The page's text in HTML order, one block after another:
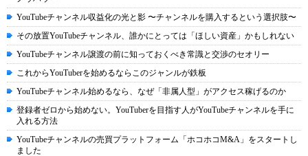
YouTubeチャンネル収益化の光と影 〜チャンネルを購入するという選択肢〜
その放置YouTubeチャンネル、誰かにとっては「ほしい資産」かもしれない
YouTubeチャンネル譲渡の前に知っておくべき常識と交渉のセオリー
これからYouTuberを始めるならこのジャンルが鉄板
YouTubeチャンネル始めるなら、なぜ「非属人型」がアクセス稼げるのか
登録者ゼロから始めない。YouTuberを目指す人がYouTubeチャンネルを手に
入れる方法
YouTubeチャンネルの売買プラットフォーム「ホコホコM&A」をスタートし
ました